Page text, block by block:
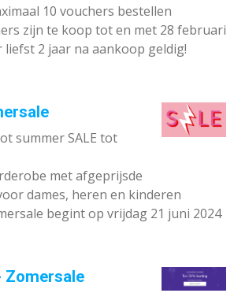
10 vouchers bestellen
zijn te koop tot en met 28 februari
liefst 2 jaar na aankoop geldig!
summer SALE tot
met afgeprijsde
dames, heren en kinderen
begint op vrijdag 21 juni 2024
Zomersale